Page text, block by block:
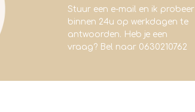
Stuur een e-mail en ik probeer
binnen 24u op werkdagen te
antwoorden. Heb je een
vraag? Bel naar 0630210762